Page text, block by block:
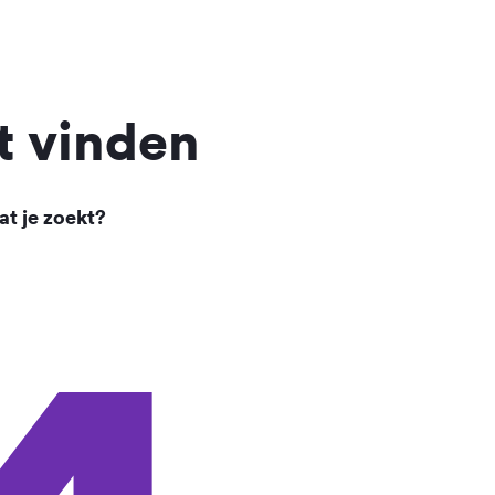
vinden
je zoekt?